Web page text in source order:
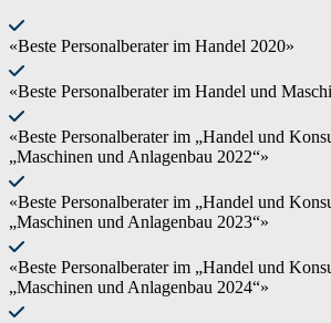
«Beste Personalberater im Handel 2020»
«Beste Personalberater im Handel und
«Beste Personalberater im „Handel und
„Maschinen und Anlagenbau 2022“»
«Beste Personalberater im „Handel und
„Maschinen und Anlagenbau 2023“»
«Beste Personalberater im „Handel und
„Maschinen und Anlagenbau 2024“»